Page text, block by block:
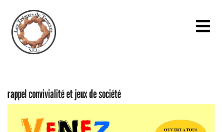
rappel convivialité et jeux de société